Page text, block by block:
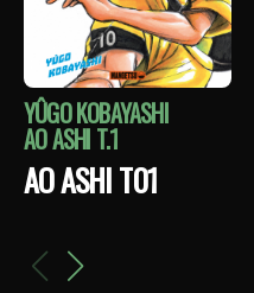
YÛGO KOBAYASHI
AO ASHI T.1
AO ASHI T01